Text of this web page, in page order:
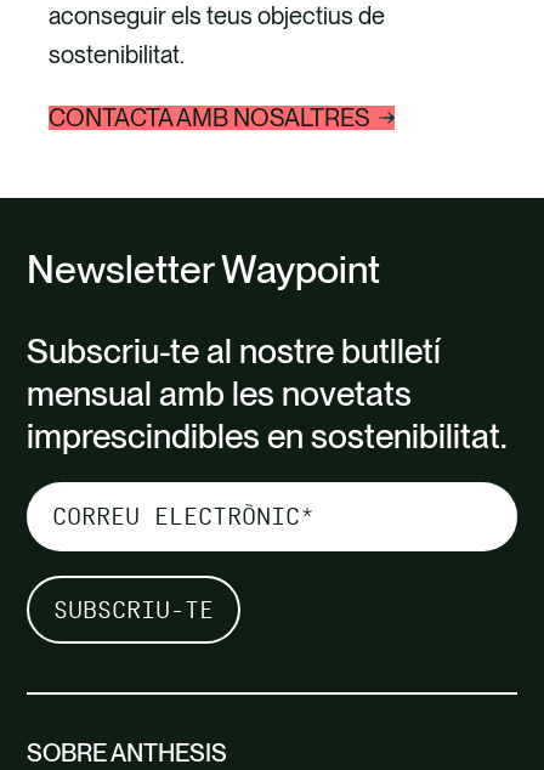
aconseguir els teus objectius de
sostenibilitat.
CONTACTA AMB NOSALTRES
Newsletter Waypoint
Subscriu-te al nostre butlletí
mensual amb les novetats
imprescindibles en sostenibilitat.
SOBRE ANTHESIS